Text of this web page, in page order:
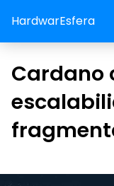
HardwarEsfera
Cardano